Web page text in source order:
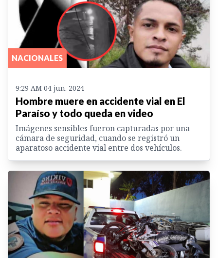
NACIONALES
9:29 AM 04 jun. 2024
Hombre muere en accidente vial en El
Paraíso y todo queda en video
Imágenes sensibles fueron capturadas por una
cámara de seguridad, cuando se registró un
aparatoso accidente vial entre dos vehículos.